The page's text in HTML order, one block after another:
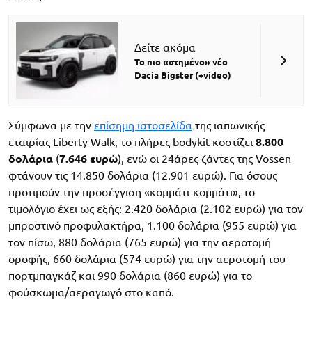
Δείτε ακόμα
Το πιο «στημένο» νέο
Dacia Bigster (+video)
Σύμφωνα με την επίσημη ιστοσελίδα της ιαπωνικής
εταιρίας Liberty Walk, το πλήρες bodykit κοστίζει 8.800
δολάρια (7.646 ευρώ), ενώ οι 24άρες ζάντες της Vossen
φτάνουν τις 14.850 δολάρια (12.901 ευρώ). Για όσους
προτιμούν την προσέγγιση «κομμάτι-κομμάτι», ​​το
τιμολόγιο έχει ως εξής: 2.420 δολάρια (2.102 ευρώ) για τον
μπροστινό προφυλακτήρα, 1.100 δολάρια (955 ευρώ) για
τον πίσω, 880 δολάρια (765 ευρώ) για την αεροτομή
οροφής, 660 δολάρια (574 ευρώ) για την αεροτομή του
πορτμπαγκάζ και 990 δολάρια (860 ευρώ) για το
φούσκωμα/αεραγωγό στο καπό.